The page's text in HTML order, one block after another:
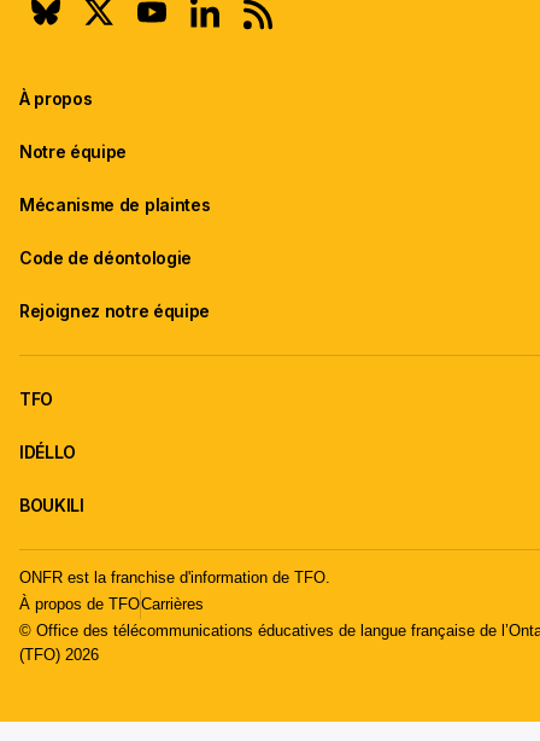
À propos
Notre équipe
Mécanisme de plaintes
Code de déontologie
Rejoignez notre équipe
TFO
IDÉLLO
BOUKILI
ONFR est la franchise d'information de TFO.
À propos de TFOCarrières
© Office des télécommunications éducatives de langue française de
(TFO) 2026